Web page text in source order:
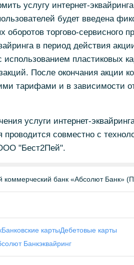
услугу интернет-
будет введена
оборотов торгово-сервисного
в период действия
использованием пластиковых
После окончания акции
тарифами и в зависимости
услуги интернет-
проводится совместно с
"Бест2Пей".
коммерческий банк «Абсолют
Банковские картыДебетовые карты
Банкэквайринг